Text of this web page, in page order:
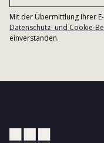
Mit der Übermittlung Ihrer
Datenschutz- und Cookie-
einverstanden.